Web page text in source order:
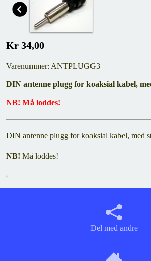
Kr 34,00
Varenummer: ANTPLUGG3
DIN antenne plugg for koaksial kabel,
NB! Må loddes!
DIN antenne plugg for koaksial kabel, med
NB! Må loddes!
Del med andre